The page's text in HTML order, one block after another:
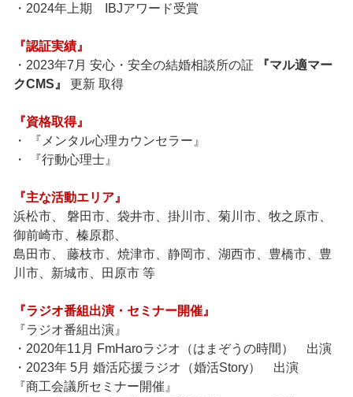
・2024年上期 IBJアワード受賞
『認証実績』
・2023年7月 安心・安全の結婚相談所の証
『マル適マー
クCMS』
更新 取得
『資格取得』
・ 『メンタル心理カウンセラー』
・ 『行動心理士』
『主な活動エリア』
浜松市、 磐田市、袋井市、掛川市、菊川市、牧之原市、
御前崎市、榛原郡、
島田市、 藤枝市、焼津市、静岡市、湖西市、豊橋市、豊
川市、新城市、田原市 等
『ラジオ番組出演・セミナー開催』
『ラジオ番組出演』
・2020年11月 FmHaroラジオ（はまぞうの時間） 出演
・2023年 5月 婚活応援ラジオ（婚活Story） 出演
『商工会議所セミナー開催』